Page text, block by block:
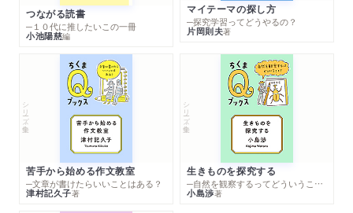
つながる読書
─１０代に推したいこの一冊
小池陽慈編
マイテーマの探し方
─探究学習ってどうやるの？
片岡則夫著
シリーズ・全集
苦手から始める作文教室
─文章が書けたらいいことはある？
津村記久子著
シリーズ・全集
生きものを探究する
─自然を観察するってどういうこと？
小島渉著